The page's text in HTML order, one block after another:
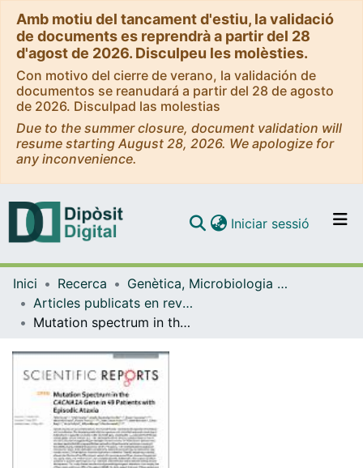
Amb motiu del tancament d'estiu, la validació
de documents es reprendrà a partir del 28
d'agost de 2026. Disculpeu les molèsties.
Con motivo del cierre de verano, la validación de
documentos se reanudará a partir del 28 de agosto
de 2026. Disculpad las molestias
Due to the summer closure, document validation will
resume starting August 28, 2026. We apologize for
any inconvenience.
Navega per tot el DD
Com publicar
Iniciar sessió (current)
Inici Recerca
Genètica, Microbiologia i Estadística
Articles publicats en revistes (Genètica, Microbiologia i Estadística)
Mutation spectrum in the CACNA1A gene in 49 patients with episodic ataxia